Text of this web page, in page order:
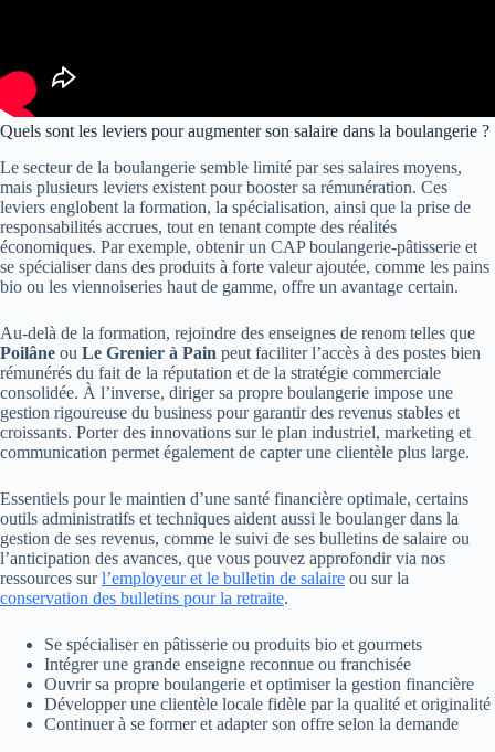
Quels sont les leviers pour augmenter son salaire dans la boulangerie ?
Le secteur de la boulangerie semble limité par ses salaires moyens,
mais plusieurs leviers existent pour booster sa rémunération. Ces
leviers englobent la formation, la spécialisation, ainsi que la prise de
responsabilités accrues, tout en tenant compte des réalités
économiques. Par exemple, obtenir un CAP boulangerie-pâtisserie et
se spécialiser dans des produits à forte valeur ajoutée, comme les pains
bio ou les viennoiseries haut de gamme, offre un avantage certain.
Au-delà de la formation, rejoindre des enseignes de renom telles que
Poilâne ou Le Grenier à Pain peut faciliter l’accès à des postes bien
rémunérés du fait de la réputation et de la stratégie commerciale
consolidée. À l’inverse, diriger sa propre boulangerie impose une
gestion rigoureuse du business pour garantir des revenus stables et
croissants. Porter des innovations sur le plan industriel, marketing et
communication permet également de capter une clientèle plus large.
Essentiels pour le maintien d’une santé financière optimale, certains
outils administratifs et techniques aident aussi le boulanger dans la
gestion de ses revenus, comme le suivi de ses bulletins de salaire ou
l’anticipation des avances, que vous pouvez approfondir via nos
ressources surl’employeur et le bulletin de salaire ou sur la
conservation des bulletins pour la retraite.
Se spécialiser en pâtisserie ou produits bio et gourmets
Intégrer une grande enseigne reconnue ou franchisée
Ouvrir sa propre boulangerie et optimiser la gestion financière
Développer une clientèle locale fidèle par la qualité et originalité
Continuer à se former et adapter son offre selon la demande